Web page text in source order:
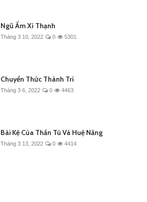
Ngũ Ấm Xí Thạnh
Tháng 3 10, 2022 0 5301
Chuyển Thức Thành Trí
Tháng 3 6, 2022 0 4463
Bài Kệ Của Thần Tú Và Huệ Năng
Tháng 3 13, 2022 0 4414